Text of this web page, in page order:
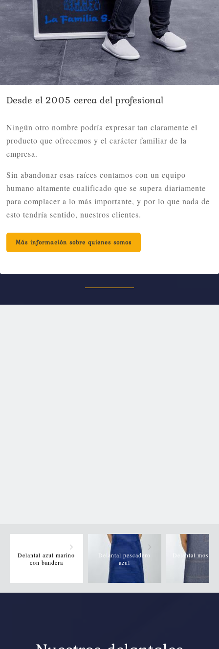
Desde el 2005 cerca del profesional
Ningún otro nombre podría expresar tan claramente el
producto que ofrecemos y el carácter familiar de la
empresa.
Sin abandonar esas raíces contamos con un equipo
humano altamente cualificado que se supera diariamente
para complacer a lo más importante, y por lo que nada de
esto tendría sentido, nuestros clientes.
Más información sobre quienes somos
Delantal azul marino
con bandera
Delantal pescadero
azul
Delantal